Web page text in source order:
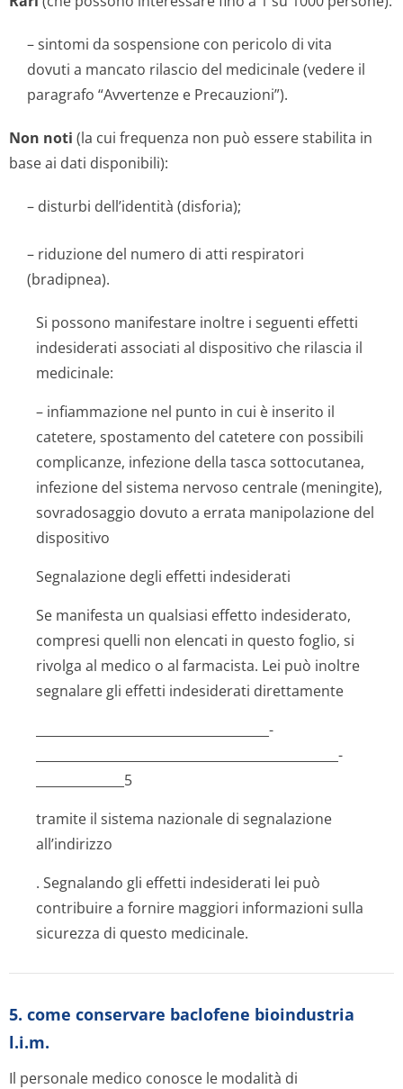
– sintomi da sospensione con pericolo di vita
dovuti a mancato rilascio del medicinale (vedere il
paragrafo “Avvertenze e Precauzioni”).
Non noti (la cui frequenza non può essere stabilita in
base ai dati disponibili):
– disturbi dell’identità (disforia);
– riduzione del numero di atti respiratori
(bradipnea).
Si possono manifestare inoltre i seguenti effetti
indesiderati associati al dispositivo che rilascia il
medicinale:
– infiammazione nel punto in cui è inserito il
catetere, spostamento del catetere con possibili
complicanze, infezione della tasca sottocutanea,
infezione del sistema nervoso centrale (meningite),
sovradosaggio dovuto a errata manipolazione del
dispositivo
Segnalazione degli effetti indesiderati
Se manifesta un qualsiasi effetto indesiderato,
compresi quelli non elencati in questo foglio, si
rivolga al medico o al farmacista. Lei può inoltre
segnalare gli effetti indesiderati direttamente
_____________­________________________­
________________________­________________________­
______________5
tramite il sistema nazionale di segnalazione
all’indirizzo
. Segnalando gli effetti indesiderati lei può
contribuire a fornire maggiori informazioni sulla
sicurezza di questo medicinale.
5. come conservare baclofene bioindustria
l.i.m.
Il personale medico conosce le modalità di